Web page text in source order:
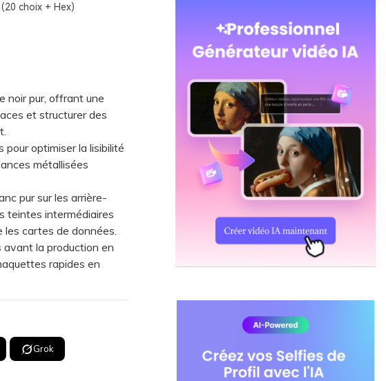
choix + Hex)
noir pur, offrant une
et structurer des
optimiser la lisibilité
métallisées
pur sur les arrière-
teintes intermédiaires
les cartes de données.
la production en
rapides en
Grok